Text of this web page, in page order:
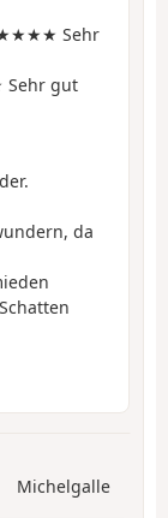
Sehr
gut
da
Michelgalle